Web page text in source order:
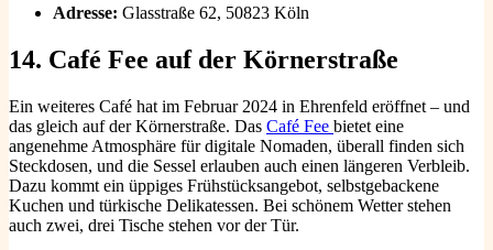
Adresse: Glasstraße 62, 50823 Köln
14. Café Fee auf der Körnerstraße
Ein weiteres Café hat im Februar 2024 in Ehrenfeld eröffnet – und
das gleich auf der Körnerstraße. Das Café Fee bietet eine
angenehme Atmosphäre für digitale Nomaden, überall finden sich
Steckdosen, und die Sessel erlauben auch einen längeren Verbleib.
Dazu kommt ein üppiges Frühstücksangebot, selbstgebackene
Kuchen und türkische Delikatessen. Bei schönem Wetter stehen
auch zwei, drei Tische stehen vor der Tür.